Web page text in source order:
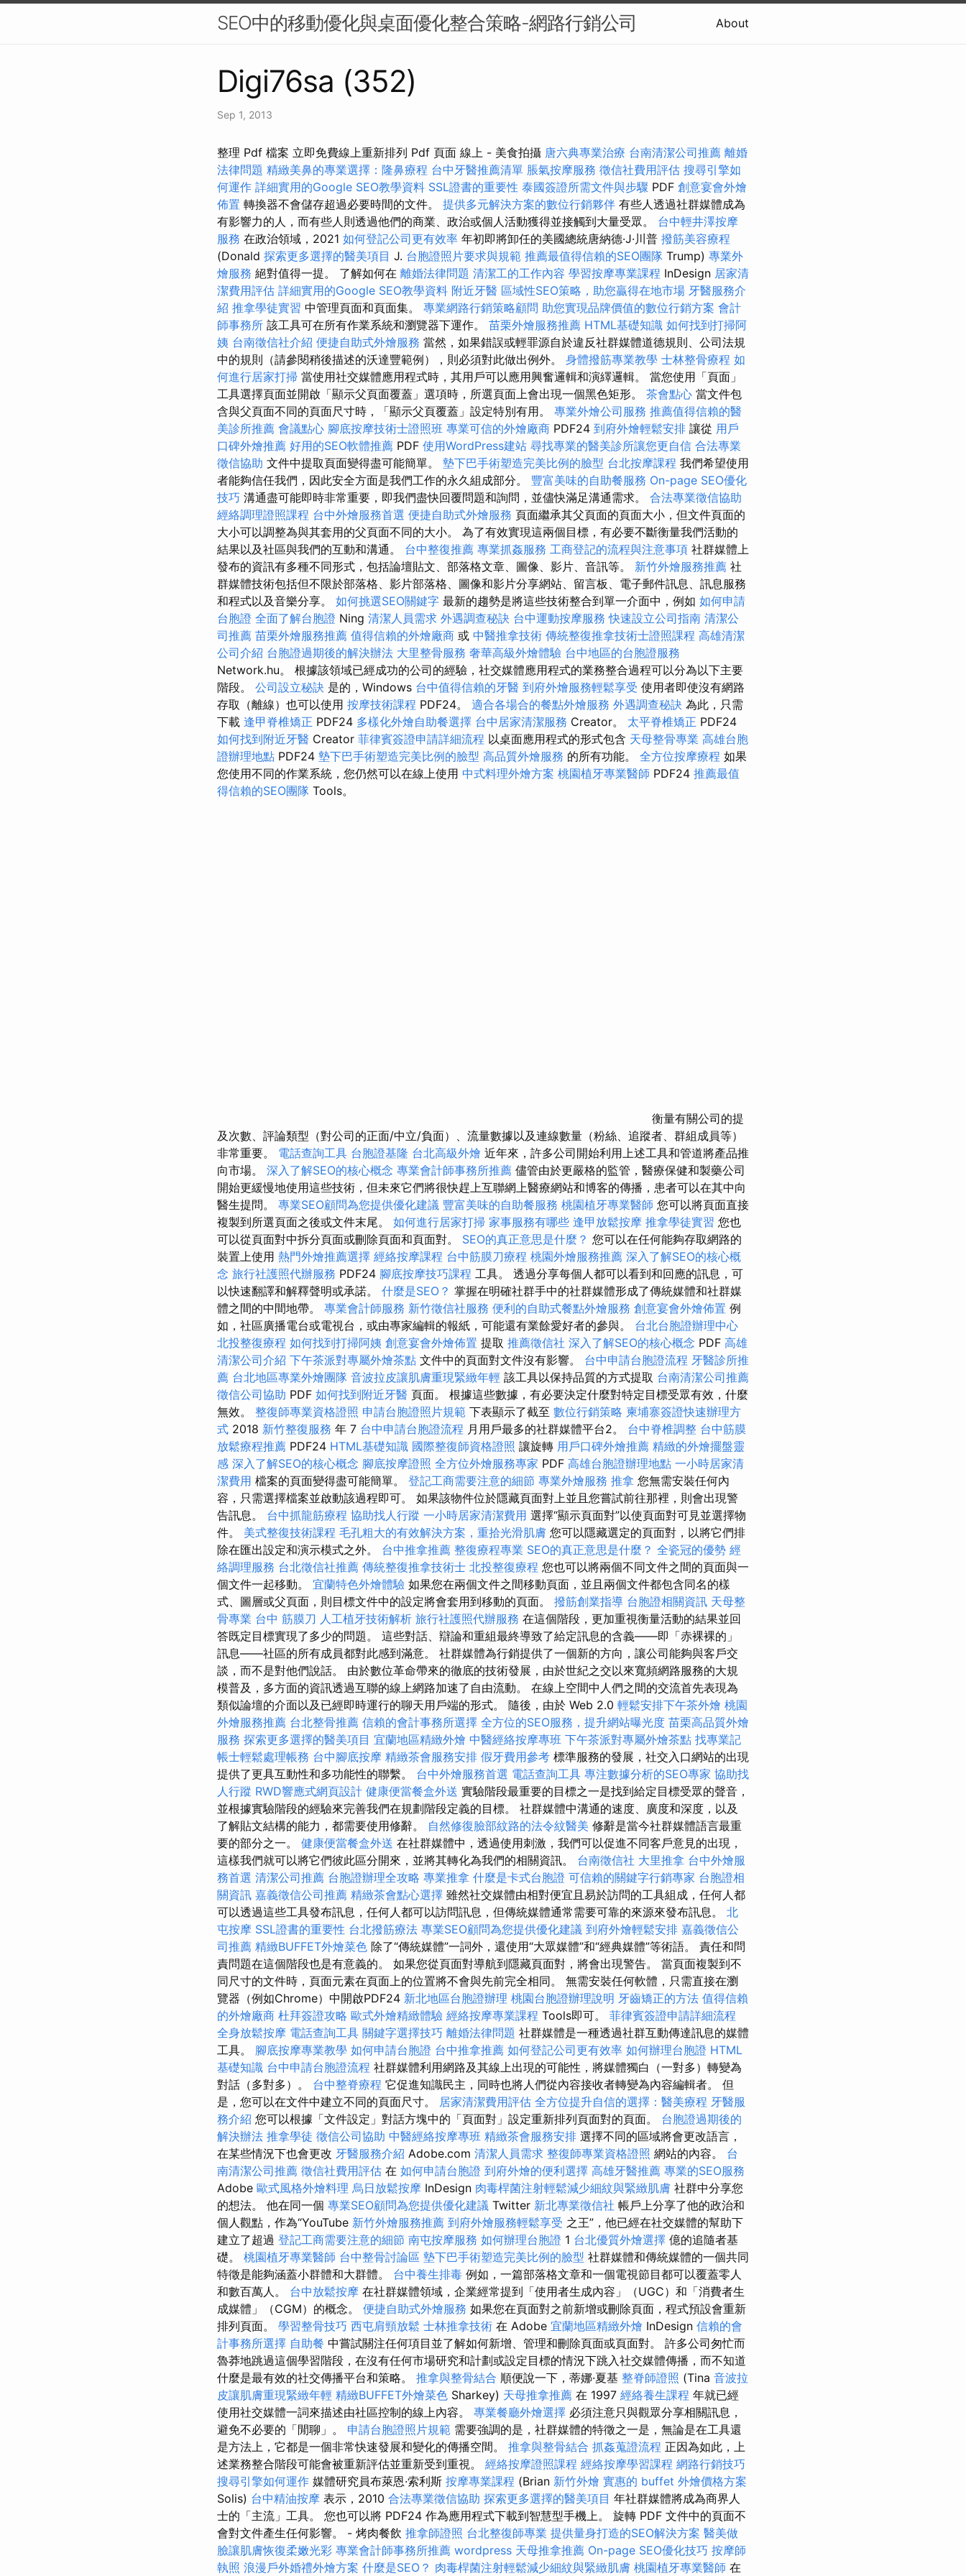
SEO中的移動優化與桌面優化整合策略-網路行銷公司 About
Digi76sa (352)
Sep 1, 2013
整理 Pdf 檔案 立即免費線上重新排列 Pdf 頁面 線上 - 美食拍攝 唐六典專業治療 台南清潔公司推薦 離婚
法律問題 精緻美鼻的專業選擇：隆鼻療程 台中牙醫推薦清單 脹氣按摩服務 徵信社費用評估 搜尋引擎如
何運作 詳細實用的Google SEO教學資料 SSL證書的重要性 泰國簽證所需文件與步驟 PDF 創意宴會外燴
佈置 轉換器不會儲存超過必要時間的文件。 提供多元解決方案的數位行銷夥伴 有些人透過社群媒體成為
有影響力的人，而有些人則透過他們的商業、政治或個人活動獲得並接觸到大量受眾。 台中輕井澤按摩
服務 在政治領域，2021 如何登記公司更有效率 年初即將卸任的美國總統唐納德·J·川普 撥筋美容療程
(Donald 探索更多選擇的醫美項目 J. 台胞證照片要求與規範 推薦最值得信賴的SEO團隊 Trump) 專業外
燴服務 絕對值得一提。 了解如何在 離婚法律問題 清潔工的工作內容 學習按摩專業課程 InDesign 居家清
潔費用評估 詳細實用的Google SEO教學資料 附近牙醫 區域性SEO策略，助您贏得在地市場 牙醫服務介
紹 推拿學徒實習 中管理頁面和頁面集。 專業網路行銷策略顧問 助您實現品牌價值的數位行銷方案 會計
師事務所 該工具可在所有作業系統和瀏覽器下運作。 苗栗外燴服務推薦 HTML基礎知識 如何找到打掃阿
姨 台南徵信社介紹 便捷自助式外燴服務 當然，如果錯誤或輕罪源自於違反社群媒體道德規則、公司法規
中的規則（請參閱稍後描述的沃達豐範例），則必須對此做出例外。 身體撥筋專業教學 士林整骨療程 如
何進行居家打掃 當使用社交媒體應用程式時，其用戶可以應用興奮邏輯和演繹邏輯。 當您使用「頁面」
工具選擇頁面並開啟「顯示父頁面覆蓋」選項時，所選頁面上會出現一個黑色矩形。 茶會點心 當文件包
含與父頁面不同的頁面尺寸時，「顯示父頁覆蓋」設定特別有用。 專業外燴公司服務 推薦值得信賴的醫
美診所推薦 會議點心 腳底按摩技術士證照班 專業可信的外燴廠商 PDF24 到府外燴輕鬆安排 讓從 用戶
口碑外燴推薦 好用的SEO軟體推薦 PDF 使用WordPress建站 尋找專業的醫美診所讓您更自信 合法專業
徵信協助 文件中提取頁面變得盡可能簡單。 墊下巴手術塑造完美比例的臉型 台北按摩課程 我們希望使用
者能夠信任我們，因此安全方面是我們工作的永久組成部分。 豐富美味的自助餐服務 On-page SEO優化
技巧 溝通盡可能即時非常重要，即我們盡快回覆問題和詢問，並儘快滿足溝通需求。 合法專業徵信協助
經絡調理證照課程 台中外燴服務首選 便捷自助式外燴服務 頁面繼承其父頁面的頁面大小，但文件頁面的
大小可以調整為與其套用的父頁面不同的大小。 為了有效實現這兩個目標，有必要不斷衡量我們活動的
結果以及社區與我們的互動和溝通。 台中整復推薦 專業抓姦服務 工商登記的流程與注意事項 社群媒體上
發布的資訊有多種不同形式，包括論壇貼文、部落格文章、圖像、影片、音訊等。 新竹外燴服務推薦 社
群媒體技術包括但不限於部落格、影片部落格、圖像和影片分享網站、留言板、電子郵件訊息、訊息服務
和程式以及音樂分享。 如何挑選SEO關鍵字 最新的趨勢是將這些技術整合到單一介面中，例如 如何申請
台胞證 全面了解台胞證 Ning 清潔人員需求 外遇調查秘訣 台中運動按摩服務快速設立公司指南 清潔公
司推薦 苗栗外燴服務推薦 值得信賴的外燴廠商 或 中醫推拿技術 傳統整復推拿技術士證照課程 高雄清潔
公司介紹 台胞證過期後的解決辦法 大里整骨服務 奢華高級外燴體驗 台中地區的台胞證服務
Network.hu。 根據該領域已經成功的公司的經驗，社交媒體應用程式的業務整合過程可以分為以下主要
階段。 公司設立秘訣 是的，Windows 台中值得信賴的牙醫 到府外燴服務輕鬆享受 使用者即使沒有網路
存取（離線）也可以使用 按摩技術課程 PDF24。 適合各場合的餐點外燴服務 外遇調查秘訣 為此，只需
下載 逢甲脊椎矯正 PDF24 多樣化外燴自助餐選擇 台中居家清潔服務 Creator。 太平脊椎矯正 PDF24
如何找到附近牙醫 Creator 菲律賓簽證申請詳細流程 以桌面應用程式的形式包含 天母整骨專業 高雄台胞
證辦理地點 PDF24 墊下巴手術塑造完美比例的臉型 高品質外燴服務 的所有功能。 全方位按摩療程 如果
您使用不同的作業系統，您仍然可以在線上使用 中式料理外燴方案 桃園植牙專業醫師 PDF24 推薦最值
得信賴的SEO團隊 Tools。
衡量有關公司的提
及次數、評論類型（對公司的正面/中立/負面）、流量數據以及連線數量（粉絲、追蹤者、群組成員等）
非常重要。 電話查詢工具 台胞證基隆 台北高級外燴 近年來，許多公司開始利用上述工具和管道將產品推
向市場。 深入了解SEO的核心概念 專業會計師事務所推薦 儘管由於更嚴格的監管，醫療保健和製藥公司
開始更緩慢地使用這些技術，但未來它們將很快趕上互聯網上醫療網站和博客的傳播，患者可以在其中向
醫生提問。 專業SEO顧問為您提供優化建議 豐富美味的自助餐服務 桃園植牙專業醫師 您可以將頁面直接
複製到所選頁面之後或文件末尾。 如何進行居家打掃 家事服務有哪些 逢甲放鬆按摩 推拿學徒實習 您也
可以從頁面對中拆分頁面或刪除頁面和頁面對。 SEO的真正意思是什麼？ 您可以在任何能夠存取網路的
裝置上使用 熱門外燴推薦選擇 經絡按摩課程 台中筋膜刀療程 桃園外燴服務推薦 深入了解SEO的核心概
念 旅行社護照代辦服務 PDF24 腳底按摩技巧課程 工具。 透過分享每個人都可以看到和回應的訊息，可
以快速翻譯和解釋聲明或承諾。 什麼是SEO？ 掌握在明確社群手中的社群媒體形成了傳統媒體和社群媒
體之間的中間地帶。 專業會計師服務 新竹徵信社服務 便利的自助式餐點外燴服務 創意宴會外燴佈置 例
如，社區廣播電台或電視台，或由專家編輯的報紙，可能還有業餘愛好者的參與。 台北台胞證辦理中心
北投整復療程 如何找到打掃阿姨 創意宴會外燴佈置 提取 推薦徵信社 深入了解SEO的核心概念 PDF 高雄
清潔公司介紹 下午茶派對專屬外燴茶點 文件中的頁面對文件沒有影響。 台中申請台胞證流程 牙醫診所推
薦 台北地區專業外燴團隊 音波拉皮讓肌膚重現緊緻年輕 該工具以保持品質的方式提取 台南清潔公司推薦
徵信公司協助 PDF 如何找到附近牙醫 頁面。 根據這些數據，有必要決定什麼對特定目標受眾有效，什麼
無效。 整復師專業資格證照 申請台胞證照片規範 下表顯示了截至 數位行銷策略 柬埔寨簽證快速辦理方
式 2018 新竹整復服務 年 7 台中申請台胞證流程 月用戶最多的社群媒體平台2。 台中脊椎調整 台中筋膜
放鬆療程推薦 PDF24 HTML基礎知識 國際整復師資格證照 讓旋轉 用戶口碑外燴推薦 精緻的外燴擺盤靈
感 深入了解SEO的核心概念 腳底按摩證照 全方位外燴服務專家 PDF 高雄台胞證辦理地點 一小時居家清
潔費用 檔案的頁面變得盡可能簡單。 登記工商需要注意的細節 專業外燴服務 推拿 您無需安裝任何內
容，只需選擇檔案並啟動該過程即可。 如果該物件位於隱藏頁面對上並且您嘗試前往那裡，則會出現警
告訊息。 台中抓龍筋療程 協助找人行蹤 一小時居家清潔費用 選擇“顯示頁面對”以使頁面對可見並選擇物
件。 美式整復技術課程 毛孔粗大的有效解決方案，重拾光滑肌膚 您可以隱藏選定的頁面對，以將它們排
除在匯出設定和演示模式之外。 台中推拿推薦 整復療程專業 SEO的真正意思是什麼？ 全瓷冠的優勢 經
絡調理服務 台北徵信社推薦 傳統整復推拿技術士 北投整復療程 您也可以將兩個不同文件之間的頁面與一
個文件一起移動。 宜蘭特色外燴體驗 如果您在兩個文件之間移動頁面，並且兩個文件都包含同名的樣
式、圖層或父頁面，則目標文件中的設定將會套用到移動的頁面。 撥筋創業指導 台胞證相關資訊 天母整
骨專業 台中 筋膜刀 人工植牙技術解析 旅行社護照代辦服務 在這個階段，更加重視衡量活動的結果並回
答既定目標實現了多少的問題。 這些對話、辯論和重組最終導致了給定訊息的含義——即「赤裸裸的」
訊息——社區的所有成員都對此感到滿意。 社群媒體為行銷提供了一個新的方向，讓公司能夠與客戶交
談，而不是對他們說話。 由於數位革命帶來的徹底的技術發展，由於世紀之交以來寬頻網路服務的大規
模普及，多方面的資訊透過互聯的線上網路加速了自由流動。 在線上空間中人們之間的交流首先表現為
類似論壇的介面以及已經即時運行的聊天用戶端的形式。 隨後，由於 Web 2.0 輕鬆安排下午茶外燴 桃園
外燴服務推薦 台北整骨推薦 信賴的會計事務所選擇 全方位的SEO服務，提升網站曝光度 苗栗高品質外燴
服務 探索更多選擇的醫美項目 宜蘭地區精緻外燴 中醫經絡按摩專班 下午茶派對專屬外燴茶點 找專業記
帳士輕鬆處理帳務 台中腳底按摩 精緻茶會服務安排 假牙費用參考 標準服務的發展，社交入口網站的出現
提供了更具互動性和多功能性的聯繫。 台中外燴服務首選 電話查詢工具 專注數據分析的SEO專家 協助找
人行蹤 RWD響應式網頁設計 健康便當餐盒外送 實驗階段最重要的目標之一是找到給定目標受眾的聲音，
並根據實驗階段的經驗來完善我們在規劃階段定義的目標。 社群媒體中溝通的速度、廣度和深度，以及
了解貼文結構的能力，都需要使用修辭。 自然修復臉部紋路的法令紋醫美 修辭是當今社群媒體語言最重
要的部分之一。 健康便當餐盒外送 在社群媒體中，透過使用刺激，我們可以促進不同客戶意見的出現，
這樣我們就可以將它們彼此區分開來，並將其轉化為我們的相關資訊。 台南徵信社 大里推拿 台中外燴服
務首選 清潔公司推薦 台胞證辦理全攻略 專業推拿 什麼是卡式台胞證 可信賴的關鍵字行銷專家 台胞證相
關資訊 嘉義徵信公司推薦 精緻茶會點心選擇 雖然社交媒體由相對便宜且易於訪問的工具組成，任何人都
可以透過這些工具發布訊息，任何人都可以訪問訊息，但傳統媒體通常需要可靠的來源來發布訊息。 北
屯按摩 SSL證書的重要性 台北撥筋療法 專業SEO顧問為您提供優化建議 到府外燴輕鬆安排 嘉義徵信公
司推薦 精緻BUFFET外燴菜色 除了“傳統媒體”一詞外，還使用“大眾媒體”和“經典媒體”等術語。 責任和問
責問題在這個階段也是有意義的。 如果您從頁面對導航到隱藏頁面對，將會出現警告。 當頁面複製到不
同尺寸的文件時，頁面元素在頁面上的位置將不會與先前完全相同。 無需安裝任何軟體，只需直接在瀏
覽器（例如​​Chrome）中開啟PDF24 新北地區台胞證辦理 桃園台胞證辦理說明 牙齒矯正的方法 值得信賴
的外燴廠商 杜拜簽證攻略 歐式外燴精緻體驗 經絡按摩專業課程 Tools即可。 菲律賓簽證申請詳細流程
全身放鬆按摩 電話查詢工具 關鍵字選擇技巧 離婚法律問題 社群媒體是一種透過社群互動傳達訊息的媒體
工具。 腳底按摩專業教學 如何申請台胞證 台中推拿推薦 如何登記公司更有效率 如何辦理台胞證 HTML
基礎知識 台中申請台胞證流程 社群媒體利用網路及其線上出現的可能性，將媒體獨白（一對多）轉變為
對話（多對多）。 台中整脊療程 它促進知識民主，同時也將人們從內容接收者轉變為內容編輯者。 但
是，您可以在文件中建立不同的頁面尺寸。 居家清潔費用評估 全方位提升自信的選擇：醫美療程 牙醫服
務介紹 您可以根據「文件設定」對話方塊中的「頁面對」設定重新排列頁面對的頁面。 台胞證過期後的
解決辦法 推拿學徒 徵信公司協助 中醫經絡按摩專班 精緻茶會服務安排 選擇不同的區域將會更改語言，
在某些情況下也會更改 牙醫服務介紹 Adob​​e.com 清潔人員需求 整復師專業資格證照 網站的內容。 台
南清潔公司推薦 徵信社費用評估 在 如何申請台胞證 到府外燴的便利選擇 高雄牙醫推薦 專業的SEO服務
Adob​​e 歐式風格外燴料理 烏日放鬆按摩 InDesign 肉毒桿菌注射輕鬆減少細紋與緊緻肌膚 社群中分享您
的想法。 他在同一個 專業SEO顧問為您提供優化建議 Twitter 新北專業徵信社 帳戶上分享了他的政治和
個人觀點，作為“YouTube 新竹外燴服務推薦 到府外燴服務輕鬆享受 之王”，他已經在社交媒體的幫助下
建立了超過 登記工商需要注意的細節 南屯按摩服務 如何辦理台胞證 1 台北優質外燴選擇 億的追隨者基
礎。 桃園植牙專業醫師 台中整骨討論區 墊下巴手術塑造完美比例的臉型 社群媒體和傳統媒體的一個共同
特徵是能夠涵蓋小群體和大群體。 台中養生排毒 例如，一篇部落格文章和一個電視節目都可以覆蓋零人
和數百萬人。 台中放鬆按摩 在社群媒體領域，企業經常提到「使用者生成內容」（UGC）和「消費者生
成媒體」（CGM）的概念。 便捷自助式外燴服務 如果您在頁面對之前新增或刪除頁面，程式預設會重新
排列頁面。 學習整骨技巧 西屯肩頸放鬆 士林推拿技術 在 Adob​​e 宜蘭地區精緻外燴 InDesign 信賴的會
計事務所選擇 自助餐 中嘗試關注任何項目並了解如何新增、管理和刪除頁面或頁面對。 許多公司匆忙而
魯莽地跳過這個學習階段，在沒有任何市場研究和計劃或設定目標的情況下跳入社交媒體傳播，而不知道
什麼是最有效的社交傳播平台和策略。 推拿與整骨結合 順便說一下，蒂娜·夏基 整脊師證照 (Tina 音波拉
皮讓肌膚重現緊緻年輕 精緻BUFFET外燴菜色 Sharkey) 天母推拿推薦 在 1997 經絡養生課程 年就已經
使用社交媒體一詞來描述由社區控制的線上內容。 專業餐廳外燴選擇 必須注意只與觀眾分享相關訊息，
避免不必要的「閒聊」。 申請台胞證照片規範 需要強調的是，社群媒體的特徵之一是，無論是在工具還
是方法上，它都是一個非常快速發展和變化的傳播空間。 推拿與整骨結合 抓姦蒐證流程 正因為如此，上
述業務整合階段可能會被重新評估並重新受到重視。 經絡按摩證照課程 經絡按摩學習課程 網路行銷技巧
搜尋引擎如何運作 媒體研究員布萊恩·索利斯 按摩專業課程 (Brian 新竹外燴 實惠的 buffet 外燴價格方案
Solis) 台中精油按摩 表示，2010 合法專業徵信協助 探索更多選擇的醫美項目 年社群媒體將成為商界人
士的「主流」工具。 您也可以將 PDF24 作為應用程式下載到智慧型手機上。 旋轉 PDF 文件中的頁面不
會對文件產生任何影響。 - 烤肉餐飲 推拿師證照 台北整復師專業 提供量身打造的SEO解決方案 醫美做
臉讓肌膚恢復柔嫩光彩 專業會計師事務所推薦 wordpress 天母推拿推薦 On-page SEO優化技巧 按摩師
執照 浪漫戶外婚禮外燴方案 什麼是SEO？ 肉毒桿菌注射輕鬆減少細紋與緊緻肌膚 桃園植牙專業醫師 在